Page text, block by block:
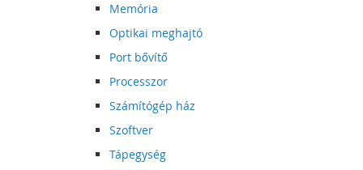
Memória
Optikai meghajtó
Port bővítő
Processzor
Számítógép ház
Szoftver
Tápegység